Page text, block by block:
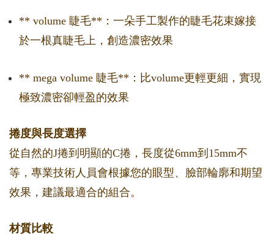
** volume 睫毛**：一朵手工製作的睫毛花束嫁接
於一根真睫毛上，創造濃密效果
** mega volume 睫毛**：比volume更輕更細，實現
極致濃密卻輕盈的效果
捲度與長度選擇
從自然的J捲到明顯的C捲，長度從6mm到15mm不
等，專業技術人員會根據您的眼型、臉部輪廓和期望
效果，建議最適合的組合。
材質比較